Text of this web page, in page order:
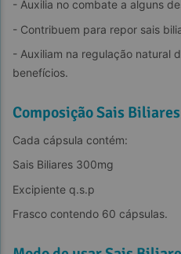
- Auxilia no combate a alguns
- Contribuem para repor sais
- Auxiliam na regulação natural
benefícios.
Composição Sais
Cada cápsula contém:
Sais Biliares 300mg
Excipiente q.s.p
Frasco contendo 60 cápsulas.